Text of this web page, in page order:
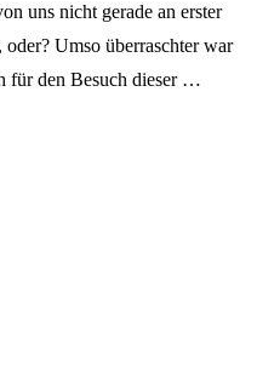
uns nicht gerade an erster
Umso überraschter war
für den Besuch dieser …